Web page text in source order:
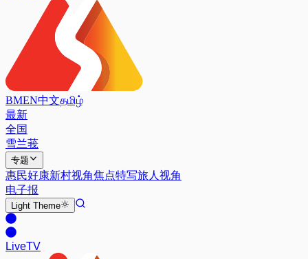
BMEN中文தமிழ்
最新
全国
雪兰莪
专题
惠民好康新村视角焦点特写旅人视角
电子报
Light Theme
LiveTV